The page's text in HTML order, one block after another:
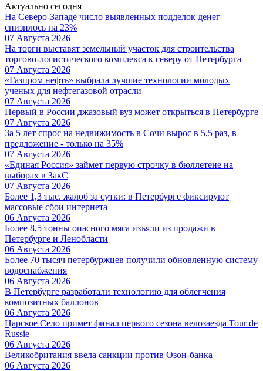
Актуально сегодня
На Северо-Западе число выявленных подделок денег
снизилось на 23%
07 Августа 2026
На торги выставят земельный участок для строительства
торгово-логистического комплекса к северу от Петербурга
07 Августа 2026
«Газпром нефть» выбрала лучшие технологии молодых
ученых для нефтегазовой отрасли
07 Августа 2026
Первый в России джазовый вуз может открыться в Петербурге
07 Августа 2026
За 5 лет спрос на недвижимость в Сочи вырос в 5,5 раз, в
предложение - только на 35%
07 Августа 2026
«Единая Россия» займет первую строчку в бюллетене на
выборах в ЗакС
07 Августа 2026
Более 1,3 тыс. жалоб за сутки: в Петербурге фиксируют
массовые сбои интернета
06 Августа 2026
Более 8,5 тонны опасного мяса изъяли из продажи в
Петербурге и Ленобласти
06 Августа 2026
Более 70 тысяч петербуржцев получили обновленную систему
водоснабжения
06 Августа 2026
В Петербурге разработали технологию для облегчения
композитных баллонов
06 Августа 2026
Царское Село примет финал первого сезона велозаезда Tour de
Russie
06 Августа 2026
Великобритания ввела санкции против Озон-банка
06 Августа 2026